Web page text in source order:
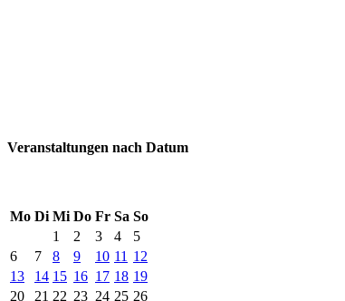
Veranstaltungen nach Datum
Mo Di Mi Do Fr Sa So
1
2 3 4
5
6
7 8 9 10 11 12
13
14 15 16 17 18 19
20
21 22 23 24 25 26